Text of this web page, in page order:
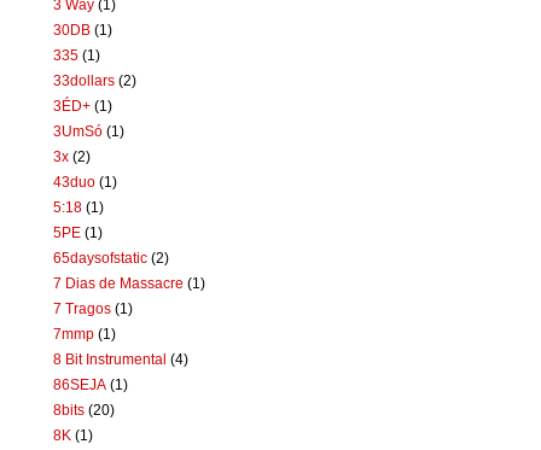
3 Way (1)
30DB (1)
335 (1)
33dollars (2)
3ÉD+ (1)
3UmSó (1)
3x (2)
43duo (1)
5:18 (1)
5PE (1)
65daysofstatic (2)
7 Dias de Massacre (1)
7 Tragos (1)
7mmp (1)
8 Bit Instrumental (4)
86SEJA (1)
8bits (20)
8K (1)